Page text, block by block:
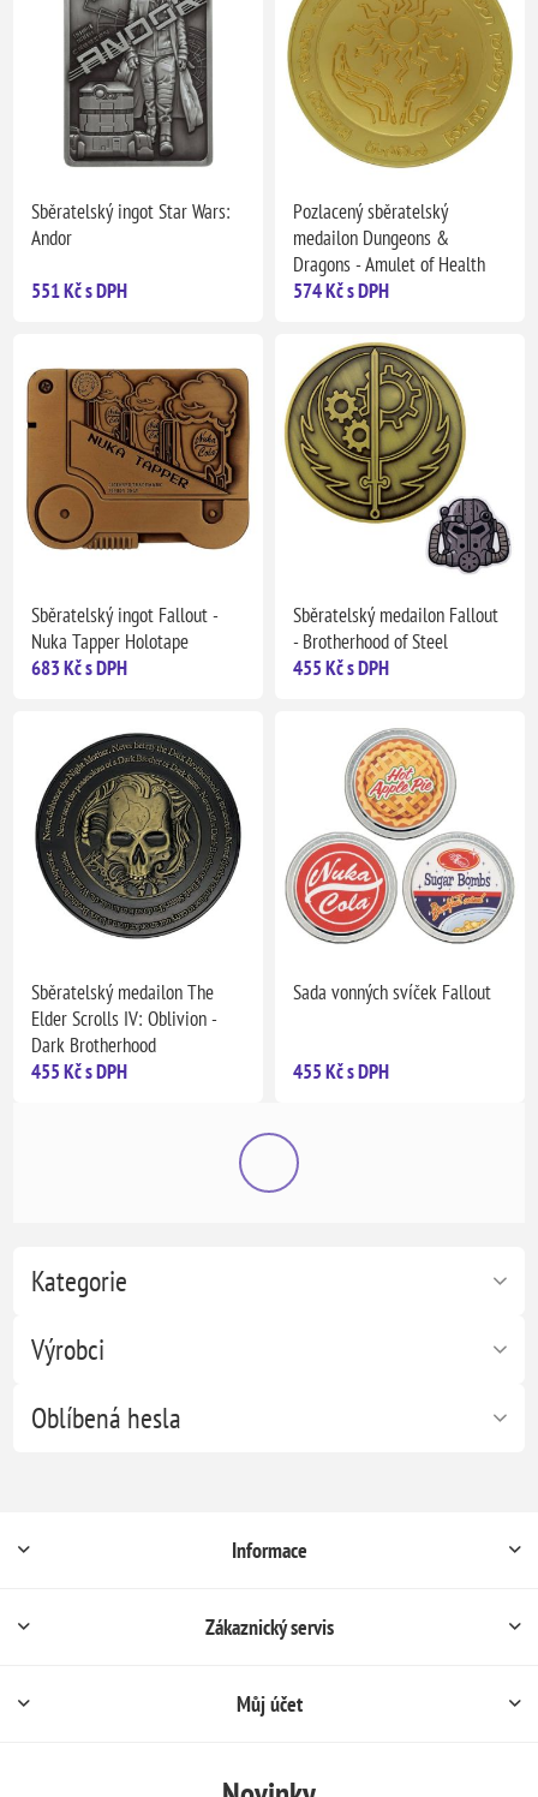
Sběratelský ingot Star Wars:
Andor
551 Kč s DPH
Pozlacený sběratelský
medailon Dungeons &
Dragons - Amulet of Health
574 Kč s DPH
Sběratelský ingot Fallout -
Nuka Tapper Holotape
683 Kč s DPH
Sběratelský medailon Fallout
- Brotherhood of Steel
455 Kč s DPH
Sběratelský medailon The
Elder Scrolls IV: Oblivion -
Dark Brotherhood
455 Kč s DPH
Sada vonných svíček Fallout
455 Kč s DPH
Crystal Magic Glue, 30 ml